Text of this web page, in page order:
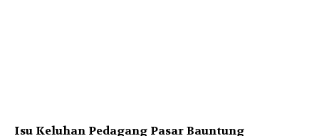
Isu Keluhan Pedagang Pasar Bauntung